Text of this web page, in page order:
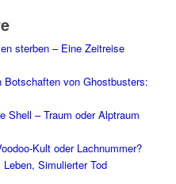
sterben – Eine Zeitreise
Botschaften von Ghostbusters:
Shell – Traum oder Alptraum
Kult oder Lachnummer?
Simulierter Tod